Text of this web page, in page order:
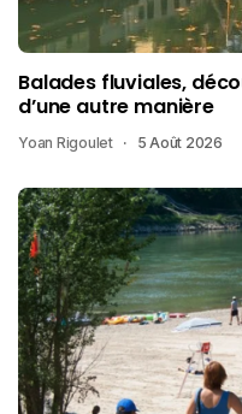
Balades fluviales,
d’une autre manière
Yoan Rigoulet 5 Août 2026